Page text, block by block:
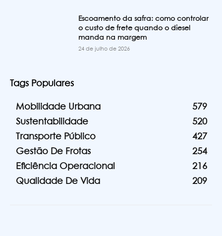
Escoamento da safra: como controlar
o custo de frete quando o diesel
manda na margem
24 de julho de 2026
Tags Populares
Mobilidade Urbana
579
Sustentabilidade
520
Transporte Público
427
Gestão De Frotas
254
Eficiência Operacional
216
Qualidade De Vida
209